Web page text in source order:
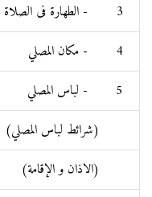
3 - الطهارة فی الصلاة
4 - مكان المصلي
5 - لباس المصلي
(شرائط لباس المصلي)
(الاذان و الإقامة)